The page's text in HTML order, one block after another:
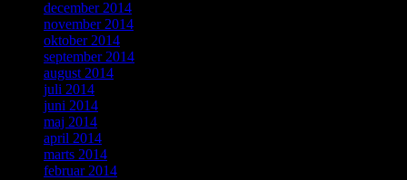
december 2014
november 2014
oktober 2014
september 2014
august 2014
juli 2014
juni 2014
maj 2014
april 2014
marts 2014
februar 2014